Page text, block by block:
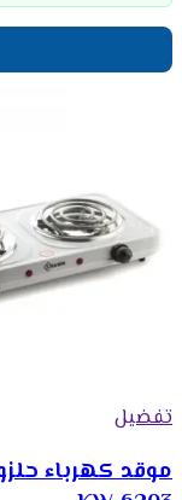
تفضيل